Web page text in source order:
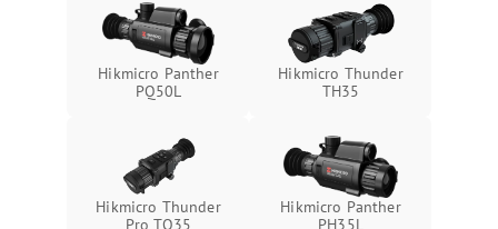
защиты от замыкания
Неисправность системы
защиты от перегрева
1500 ₽ Подробнее →
Поломка системы защиты
от перенапряжения
Подробнее →
Поломка системы защиты
от замыкания
1500 ₽ Подробнее →
Hikmicro Panther
PQ50L
Hikmicro Thunder
TH35
Hikmicro Thunder
Pro TQ35
Hikmicro Panther
PH35L